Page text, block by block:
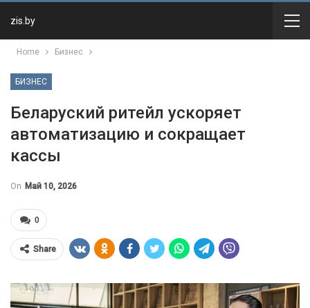
zis.by
Home Бизнес
БИЗНЕС
Беларуский ритейл ускоряет
автоматизацию и сокращает
кассы
On Май 10, 2026
0
Share